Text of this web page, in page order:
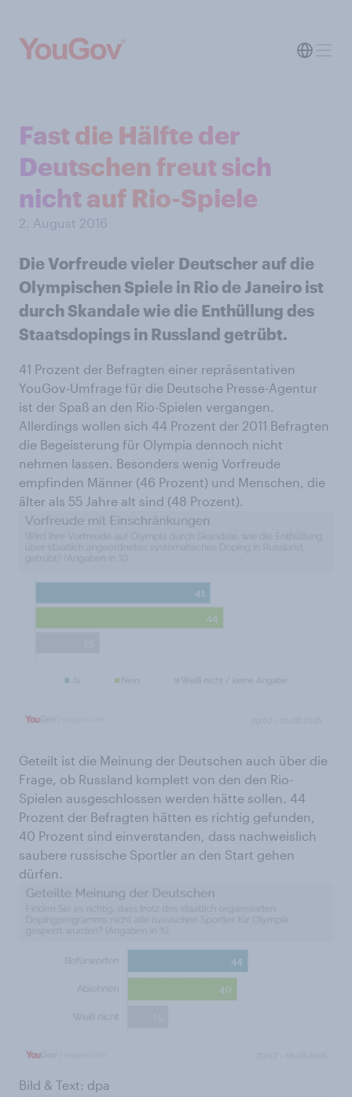
Fast die Hälfte der
Deutschen freut sich
nicht auf Rio-Spiele
2. August 2016
Die Vorfreude vieler Deutscher auf die
Olympischen Spiele in Rio de Janeiro ist
durch Skandale wie die Enthüllung des
Staatsdopings in Russland getrübt.
41 Prozent der Befragten einer repräsentativen
YouGov-Umfrage für die Deutsche Presse-Agentur
ist der Spaß an den Rio-Spielen vergangen.
Allerdings wollen sich 44 Prozent der 2011 Befragten
die Begeisterung für Olympia dennoch nicht
nehmen lassen. Besonders wenig Vorfreude
empfinden Männer (46 Prozent) und Menschen, die
älter als 55 Jahre alt sind (48 Prozent).
Geteilt ist die Meinung der Deutschen auch über die
Frage, ob Russland komplett von den den Rio-
Spielen ausgeschlossen werden hätte sollen. 44
Prozent der Befragten hätten es richtig gefunden,
40 Prozent sind einverstanden, dass nachweislich
saubere russische Sportler an den Start gehen
dürfen.
Bild & Text: dpa